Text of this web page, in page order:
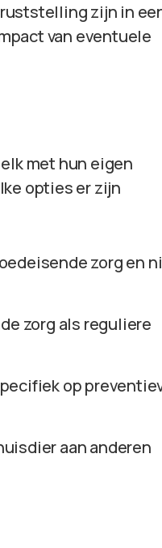
zijn in
van eventuele
met hun eigen
opties er zijn
zorg en
zorg als reguliere
op
aan anderen